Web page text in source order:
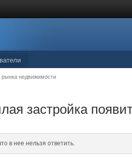
рынка недвижимости
застройка
в нее нельзя ответить.